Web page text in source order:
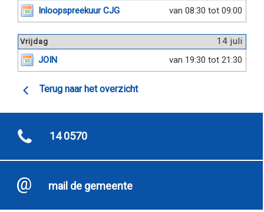
van 08:30 tot 09:00
Inloopspreekuur CJG
14 juli
Vrijdag
van 19:30 tot 21:30
JOIN
Terug naar het overzicht
14 0570
mail de gemeente